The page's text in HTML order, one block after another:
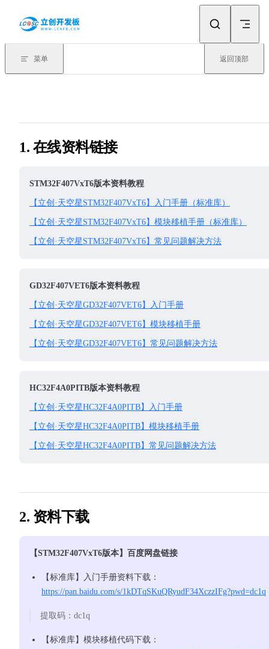
菜单 返回顶部
1. 在线资料链接
STM32F407VxT6版本资料教程
【立创·天空星STM32F407VxT6】入门手册（标准库）
【立创·天空星STM32F407VxT6】模块移植手册（标准库）
【立创·天空星STM32F407VxT6】常见问题解决方法
GD32F407VET6版本资料教程
【立创·天空星GD32F407VET6】入门手册
【立创·天空星GD32F407VET6】模块移植手册
【立创·天空星GD32F407VET6】常见问题解决方法
HC32F4A0PITB版本资料教程
【立创·天空星HC32F4A0PITB】入门手册
【立创·天空星HC32F4A0PITB】模块移植手册
【立创·天空星HC32F4A0PITB】常见问题解决方法
2. 资料下载
【STM32F407VxT6版本】百度网盘链接
【标准库】入门手册资料下载：
https://pan.baidu.com/s/1kDTqSKuQRyudF34XczzIFg?pwd=dc1q
提取码：dc1q
【标准库】模块移植代码下载：